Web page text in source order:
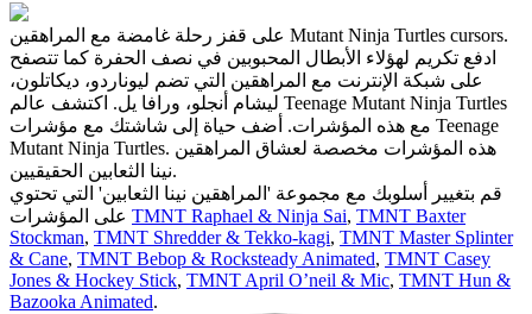
على قفز رحلة غامضة مع المراهقين Mutant Ninja Turtles cursors.
ادفع تكريم لهؤلاء الأبطال المحبوبين في نصف الحفرة كما تتصفح
على شبكة الإنترنت مع المراهقين التي تضم ليوناردو، ديكاتلون،
ليشام أنجلو، ورافا يل. اكتشف عالم Teenage Mutant Ninja Turtles
مع هذه المؤشرات. أضف حياة إلى شاشتك مع مؤشرات Teenage
Mutant Ninja Turtles. هذه المؤشرات مخصصة لعشاق المراهقين
نينا الثعابين الحقيقيين.
قم بتغيير أسلوبك مع مجموعة 'المراهقين نينا الثعابين' التي تحتوي
TMNT Raphael & Ninja Sai, TMNT Baxter
Stockman, TMNT Shredder & Tekko-kagi, TMNT Master Splinter
& Cane, TMNT Bebop & Rocksteady Animated, TMNT Casey
Jones & Hockey Stick, TMNT April O’neil & Mic, TMNT Hun &
Bazooka Animated.